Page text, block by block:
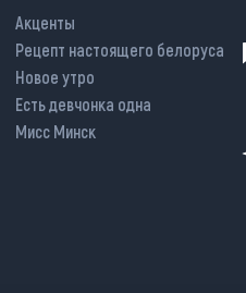
Акценты
Рецепт настоящего белоруса
Новое утро
Есть девчонка одна
Мисс Минск